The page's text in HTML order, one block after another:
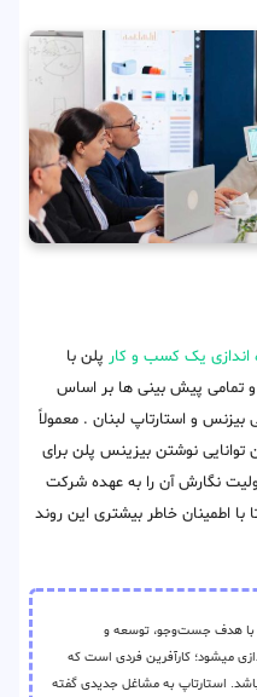
اندازی یک کسب و کار پلن با
و تمامی پیش بینی ها بر اساس
و استارتاپ لبنان . معمولاً
نوشتن بیزینس پلن برای
نگارش آن را به عهده شرکت
با اطمینان خاطر بیشتری این روند
با هدف جست‌وجو، توسعه و
میشود؛ کارآفرین فردی است که
استارتاپ به مشاغل جدیدی گفته